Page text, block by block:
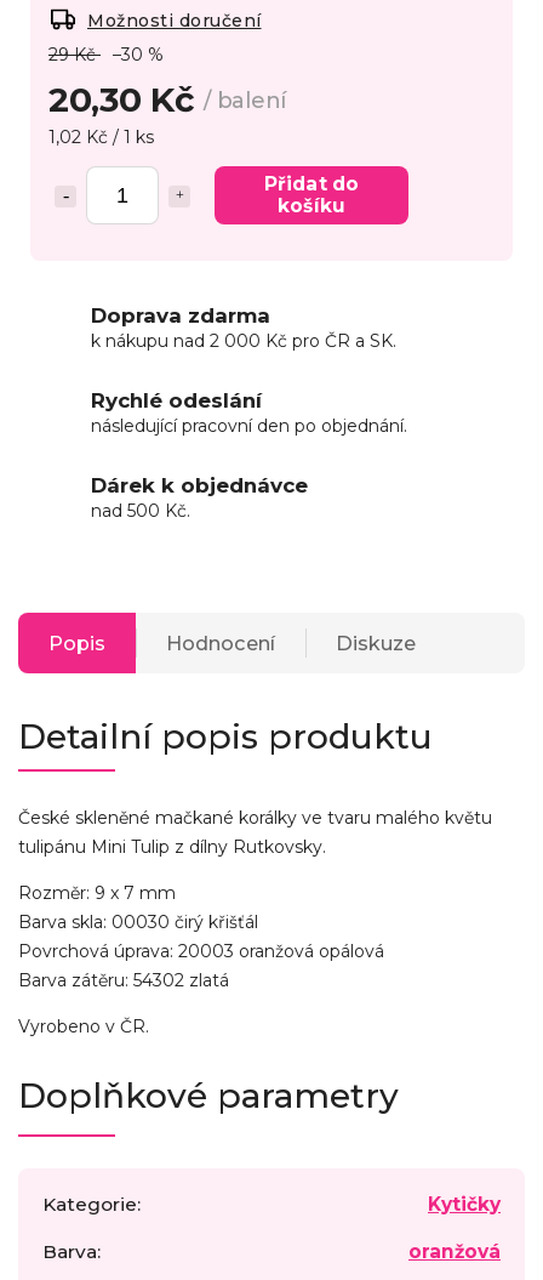
29 Kč –30 %
20,30 Kč/ balení
1,02 Kč / 1 ks
Přidat do
košíku
Možnosti doručení
Doprava zdarma
k nákupu nad 2 000 Kč pro ČR a SK.
Rychlé odeslání
následující pracovní den po objednání.
Dárek k objednávce
nad 500 Kč.
Popis Hodnocení Diskuze
Detailní popis produktu
České skleněné mačkané korálky ve tvaru malého květu
tulipánu Mini Tulip z dílny Rutkovsky.
Rozměr: 9 x 7 mm
Barva skla: 00030 čirý křišťál
Povrchová úprava: 20003 oranžová opálová
Barva zátěru: 54302 zlatá
Vyrobeno v ČR.
Doplňkové parametry
Kategorie: Kytičky
Barva: oranžová